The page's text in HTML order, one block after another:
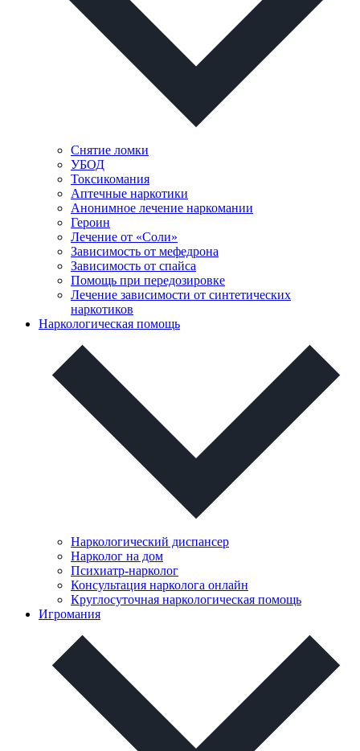
Снятие ломки
УБОД
Токсикомания
Аптечные наркотики
Анонимное лечение наркомании
Героин
Лечение от «Соли»
Зависимость от мефедрона
Зависимость от спайса
Помощь при передозировке
Лечение зависимости от синтетических
наркотиков
Наркологическая помощь
Наркологический диспансер
Нарколог на дом
Психиатр-нарколог
Консультация нарколога онлайн
Круглосуточная наркологическая помощь
Игромания